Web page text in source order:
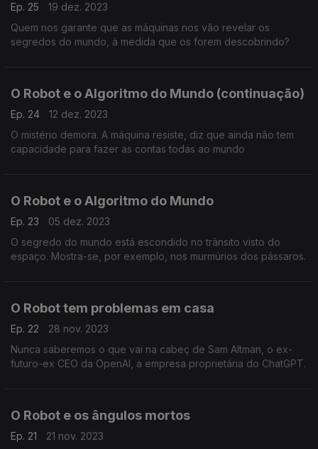
Ep. 25
19 dez. 2023
Quem nos garante que as máquinas nos vão revelar os
segredos do mundo, à medida que os forem descobrindo?
O Robot e o Algoritmo do Mundo (continuação)
Ep. 24
12 dez. 2023
O mistério demora. A máquina resiste, diz que ainda não tem
capacidade para fazer as contas todas ao mundo
O Robot e o Algoritmo do Mundo
Ep. 23
05 dez. 2023
O segredo do mundo está escondido no trânsito visto do
espaço. Mostra-se, por exemplo, nos murmúrios dos pássaros.
O Robot tem problemas em casa
Ep. 22
28 nov. 2023
Nunca saberemos o que vai na cabeç de Sam Altman, o ex-
futuro-ex CEO da OpenAI, a empresa proprietária do ChatGPT.
O Robot e os ângulos mortos
Ep. 21
21 nov. 2023